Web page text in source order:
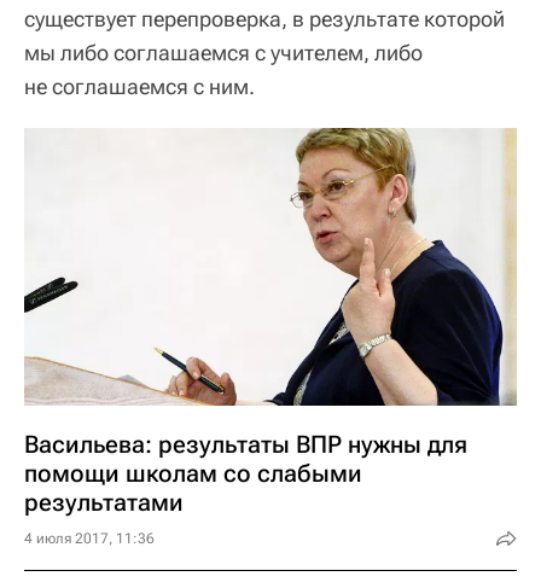
существует перепроверка, в результате которой
мы либо соглашаемся с учителем, либо
не соглашаемся с ним.
Васильева: результаты ВПР нужны для
помощи школам со слабыми
результатами
4 июля 2017, 11:36